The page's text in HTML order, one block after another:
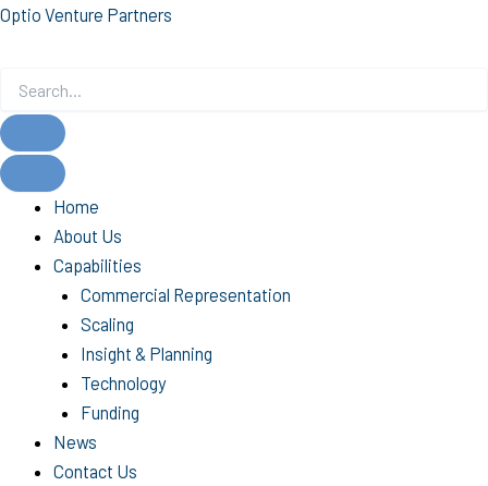
Skip
Optio Venture Partners
Home
About Us
Capabilities
Commercial Representation
Scaling
Insight & Planning
Technology
Funding
News
Contact Us